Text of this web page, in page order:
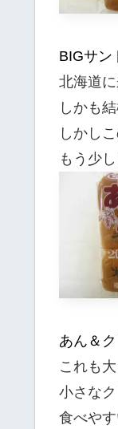
BIG
北海道
しかも
しかし
もう少
あん
これも大
小さな
食べやす